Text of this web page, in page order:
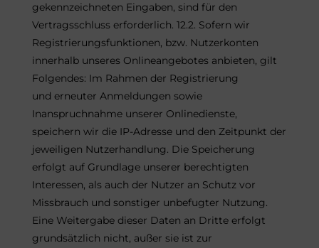
gekennzeichneten Eingaben, sind für den
Vertragsschluss erforderlich. 12.2. Sofern wir
Registrierungsfunktionen, bzw. Nutzerkonten
innerhalb unseres Onlineangebotes anbieten, gilt
Folgendes: Im Rahmen der Registrierung
und erneuter Anmeldungen sowie
Inanspruchnahme unserer Onlinedienste,
speichern wir die IP-Adresse und den Zeitpunkt der
jeweiligen Nutzerhandlung. Die Speicherung
erfolgt auf Grundlage unserer berechtigten
Interessen, als auch der Nutzer an Schutz vor
Missbrauch und sonstiger unbefugter Nutzung.
Eine Weitergabe dieser Daten an Dritte erfolgt
grundsätzlich nicht, außer sie ist zur